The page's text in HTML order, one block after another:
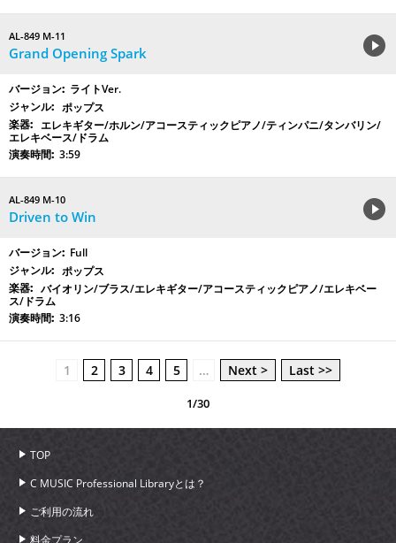
AL-849 M-11
Grand Opening Spark
ライトVer.
ポップス
エレキギター/ホルン/アコースティックピアノ/ティンパニ/タンバリン/
エレキベース/ドラム
3:59
AL-849 M-10
Driven to Win
Full
ポップス
バイオリン/ブラス/エレキギター/アコースティックピアノ/エレキベー
ス/ドラム
3:16
1 2 3 4 5 … Next > Last >>
1/30
TOP
C MUSIC Professional Libraryとは？
ご利用の流れ